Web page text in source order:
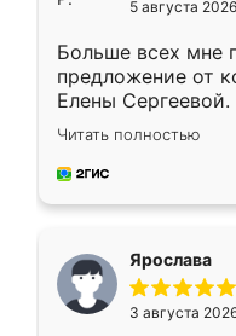
5 августа 2026
Больше всех мне
предложение от
Елены
короткие сроки
для замера
предложил по
Читать полностью
Ярослава
3 августа